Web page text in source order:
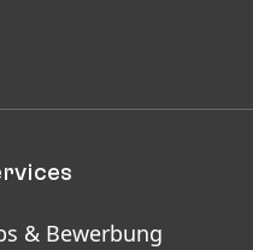
& Bewerbung